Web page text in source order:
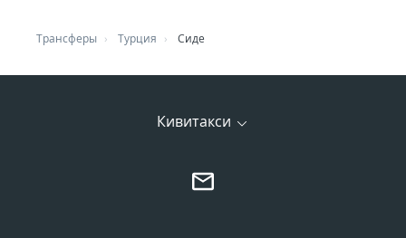
Трансферы Турция Сиде
Кивитакси